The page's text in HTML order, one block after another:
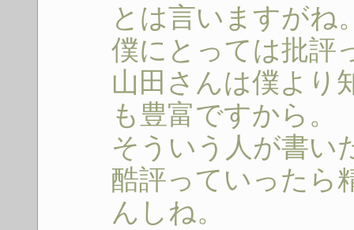
とは言いますがね
僕にとっては批評
山田さんは僕より
も豊富ですから。
そういう人が書い
酷評っていったら
んしね。